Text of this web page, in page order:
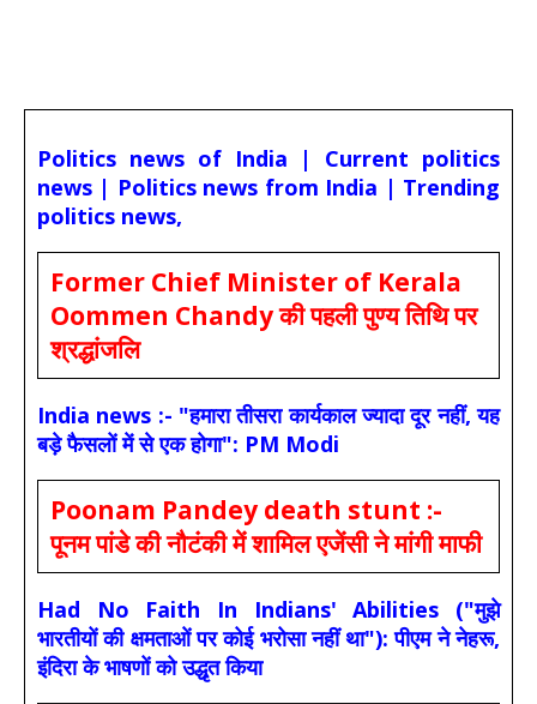
Politics news of India | Current politics
news | Politics news from India | Trending
politics news,
Former Chief Minister of Kerala
Oommen Chandy की पहली पुण्य तिथि पर
श्रद्धांजलि
India news :- "हमारा तीसरा कार्यकाल ज्यादा दूर नहीं, यह
बड़े फैसलों में से एक होगा": PM Modi
Poonam Pandey death stunt :-
पूनम पांडे की नौटंकी में शामिल एजेंसी ने मांगी माफी
Had No Faith In Indians' Abilities ("मुझे
भारतीयों की क्षमताओं पर कोई भरोसा नहीं था"): पीएम ने नेहरू,
इंदिरा के भाषणों को उद्धृत किया